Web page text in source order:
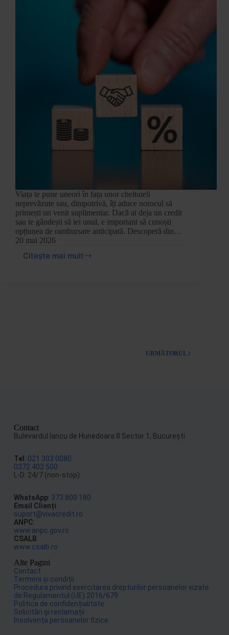
Viața te pune uneori în fața unor cheltuieli
neprevăzute sau, dimpotrivă, îți aduce norocul să
primești un venit suplimentar. Dacă ai deja un credit
sau te gândești să iei unul, e important să cunoști
opțiunea de rambursare anticipată. Descoperă din…
20 mai 2026
Citește mai mult
URMĂTORUL
Contact
Bulevardul Iancu de Hunedoara 8 Sector 1, Bucureşti
Tel: 021 303 0080
0372 402 500
L-D: 24/7 (non-stop)
WhatsApp: 373 800 180
Email Clienți:
suport@vivacredit.ro
ANPC:
www.anpc.gov.ro
CSALB:
www.csalb.ro
Alte Pagini
Contact
Termeni și condiții
Procedura privind exercitarea drepturilor persoanelor vizate
de Regulamentul (UE) 2016/679
Politica de confidențialitate
Solicitări și reclamații
Insolvența persoanelor fizice